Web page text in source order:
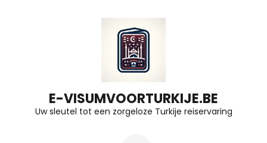
E-VISUMVOORTURKIJE.BE
Uw sleutel tot een zorgeloze Turkije reiservaring